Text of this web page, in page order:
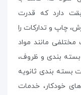
دارد که قدرت
چاپ و تدارکات را
مانند مواد
بسته بندی و ظروف،
بسته بندی ثانویه
خودکار، خدمات